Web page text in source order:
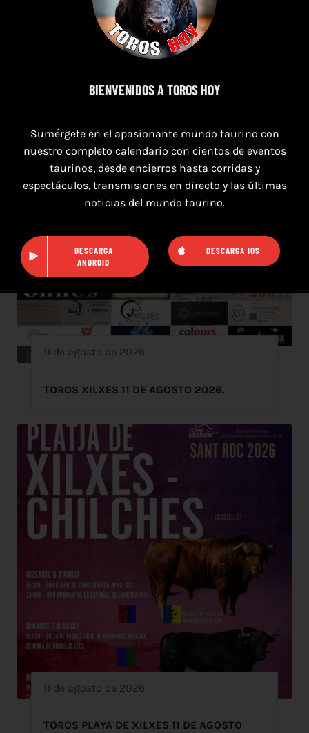
11 de agosto de 2026
TOROS XILXES 11 AGOSTO 2026
11 de agosto de 2026
TOROS XILXES 11 DE AGOSTO 2026.
11 de agosto de 2026
TOROS PLAYA DE XILXES 11 DE AGOSTO
BIENVENIDOS A TOROS HOY
Sumérgete en el apasionante mundo taurino con
nuestro completo calendario con cientos de eventos
taurinos, desde encierros hasta corridas y
espectáculos, transmisiones en directo y las últimas
noticias del mundo taurino.
DESCARGA
ANDROID
DESCARGA IOS